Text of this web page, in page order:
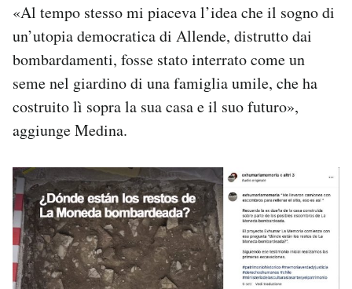
«Al tempo stesso mi piaceva l’idea che il sogno di
un’utopia democratica di Allende, distrutto dai
bombardamenti, fosse stato interrato come un
seme nel giardino di una famiglia umile, che ha
costruito lì sopra la sua casa e il suo futuro»,
aggiunge Medina.